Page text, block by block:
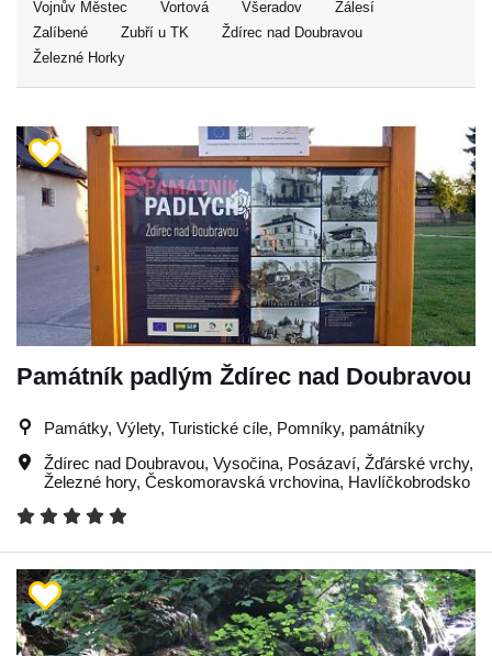
Vojnův Městec Vortová Všeradov
Zálesí
Zalíbené
Zubří u TK
Ždírec nad Doubravou
Železné Horky
Památník padlým Ždírec nad Doubravou
Památky, Výlety, Turistické cíle, Pomníky, památníky
Ždírec nad Doubravou, Vysočina, Posázaví, Žďárské vrchy,
Železné hory, Českomoravská vrchovina, Havlíčkobrodsko